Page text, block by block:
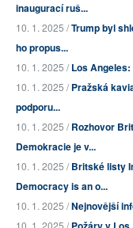
inaugurací ruš...
10. 1. 2025 /Trump byl
ho propus...
10. 1. 2025 /Los
10. 1. 2025 /Pražská
podporu...
10. 1. 2025 /Rozhovor
Demokracie je v...
10. 1. 2025 /Britské listy
Democracy is an o...
10. 1. 2025 /Nejnovější